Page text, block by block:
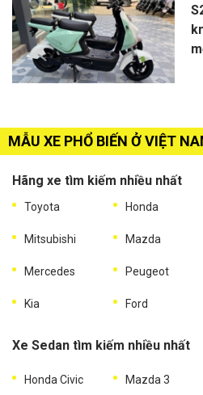
MẪU XE PHỔ BIẾN Ở VIỆT
Hãng xe tìm kiếm nhiều nhất
Toyota Honda
Mitsubishi Mazda
Mercedes Peugeot
Kia Ford
Xe Sedan tìm kiếm nhiều nhất
Honda Civic Mazda 3